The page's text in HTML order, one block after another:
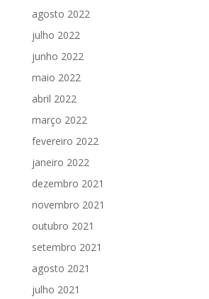
agosto 2022
julho 2022
junho 2022
maio 2022
abril 2022
março 2022
fevereiro 2022
janeiro 2022
dezembro 2021
novembro 2021
outubro 2021
setembro 2021
agosto 2021
julho 2021